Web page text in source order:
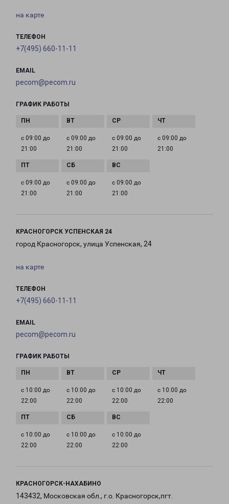
на карте
ТЕЛЕФОН
+7(495) 660-11-11
EMAIL
pecom@pecom.ru
ГРАФИК РАБОТЫ
с 09:00 до
21:00
с 09:00 до
21:00
с 09:00 до
21:00
с 09:00 до
21:00
с 09:00 до
21:00
с 09:00 до
21:00
с 09:00 до
21:00
КРАСНОГОРСК УСПЕНСКАЯ 24
город Красногорск, улица Успенская, 24
на карте
ТЕЛЕФОН
+7(495) 660-11-11
EMAIL
pecom@pecom.ru
ГРАФИК РАБОТЫ
с 10:00 до
22:00
с 10:00 до
22:00
с 10:00 до
22:00
с 10:00 до
22:00
с 10:00 до
22:00
с 10:00 до
22:00
с 10:00 до
22:00
КРАСНОГОРСК-НАХАБИНО
143432, Московская обл., г.о. Красногорск,пгт.